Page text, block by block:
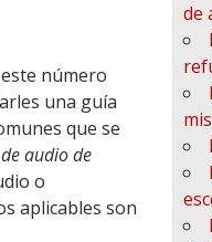
número
una guía
que se
audio de
o
aplicables son
de